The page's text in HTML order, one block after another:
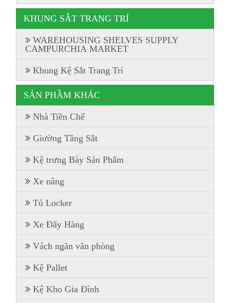
KHUNG SẮT TRANG TRÍ
WAREHOUSING SHELVES SUPPLY
CAMPURCHIA MARKET
Khung Kệ Sắt Trang Trí
SẢN PHẦM KHÁC
Nhà Tiền Chế
Giường Tầng Sắt
Kệ trưng Bày Sản Phẩm
Xe nâng
Tủ Locker
Xe Đẩy Hàng
Vách ngăn văn phòng
Kệ Pallet
Kệ Kho Gia Đình